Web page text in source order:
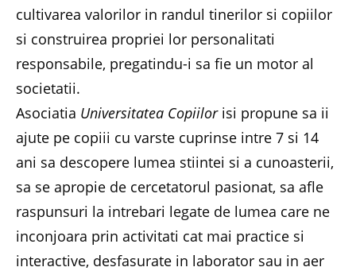
cultivarea valorilor in randul tinerilor si copiilor
si construirea propriei lor personalitati
responsabile, pregatindu-i sa fie un motor al
societatii.
Asociatia Universitatea Copiilorisi propune sa ii
ajute pe copiii cu varste cuprinse intre 7 si 14
ani sa descopere lumea stiintei si a cunoasterii,
sa se apropie de cercetatorul pasionat, sa afle
raspunsuri la intrebari legate de lumea care ne
inconjoara prin activitati cat mai practice si
interactive, desfasurate in laborator sau in aer